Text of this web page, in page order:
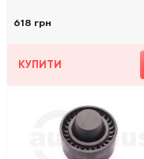
618 грн
КУПИТИ